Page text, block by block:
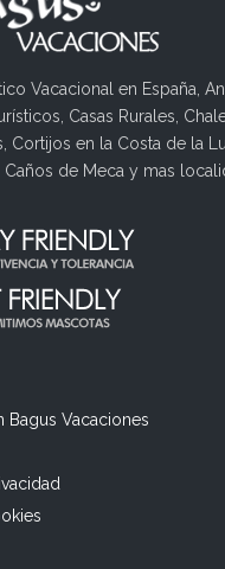
Vacacional en España,
Casas Rurales,
Cortijos en la Costa de la
Caños de Meca y mas
Bagus Vacaciones